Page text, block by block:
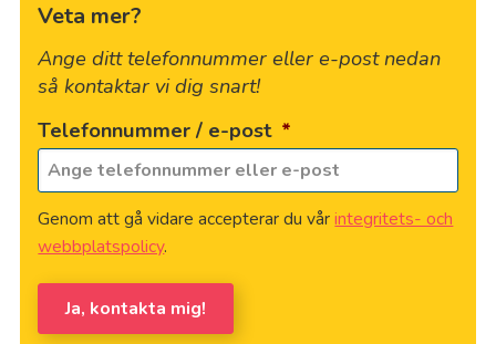
Veta mer?
Ange ditt telefonnummer eller e-post nedan
så kontaktar vi dig snart!
Telefonnummer / e-post *
Genom att gå vidare accepterar du vårintegritets- och
webbplatspolicy.
Ja, kontakta mig!